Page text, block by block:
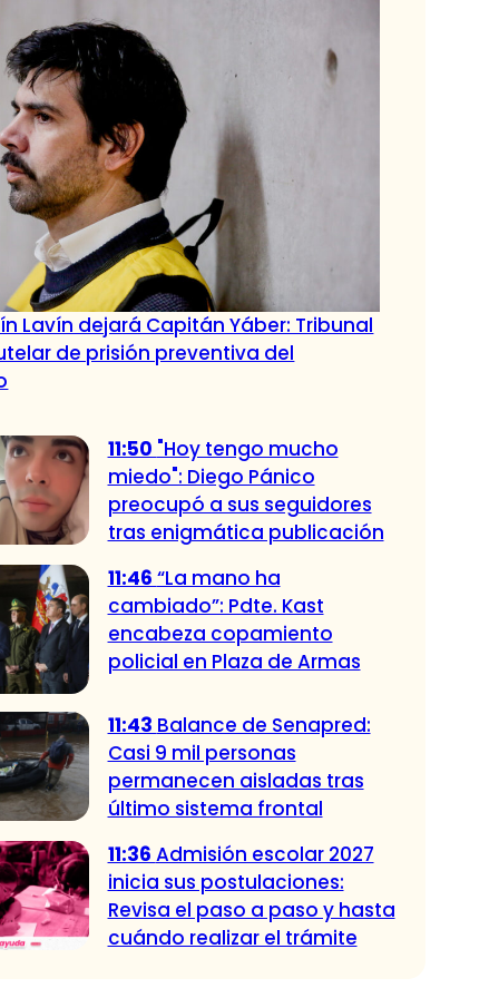
Lavín dejará Capitán Yáber: Tribunal
de prisión preventiva del
11:50 "Hoy tengo mucho
miedo": Diego Pánico
preocupó a sus seguidores
tras enigmática publicación
11:46 “La mano ha
cambiado”: Pdte. Kast
encabeza copamiento
policial en Plaza de Armas
11:43 Balance de Senapred:
Casi 9 mil personas
permanecen aisladas tras
último sistema frontal
11:36 Admisión escolar 2027
inicia sus postulaciones:
Revisa el paso a paso y hasta
cuándo realizar el trámite